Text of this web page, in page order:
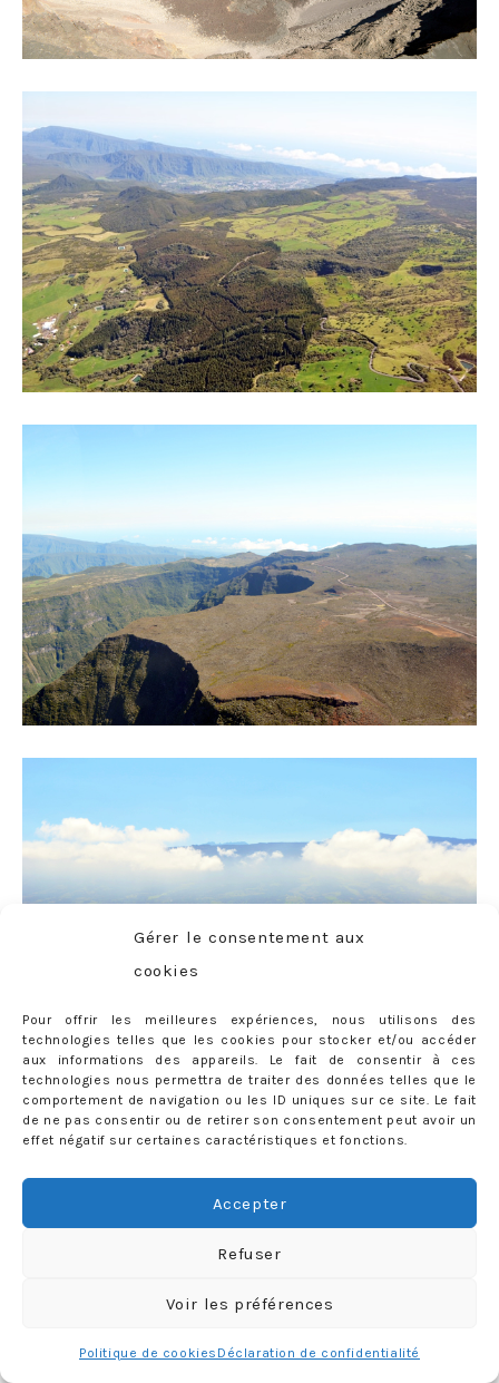
Gérer le consentement aux
cookies
Pour offrir les meilleures expériences, nous utilisons des
technologies telles que les cookies pour stocker et/ou accéder
aux informations des appareils. Le fait de consentir à ces
technologies nous permettra de traiter des données telles que le
comportement de navigation ou les ID uniques sur ce site. Le fait
de ne pas consentir ou de retirer son consentement peut avoir un
effet négatif sur certaines caractéristiques et fonctions.
Accepter
Refuser
Voir les préférences
Politique de cookies Déclaration de confidentialité